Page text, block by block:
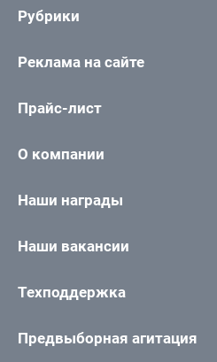
Рубрики
Реклама на сайте
Прайс-лист
О компании
Наши награды
Наши вакансии
Техподдержка
Предвыборная агитация